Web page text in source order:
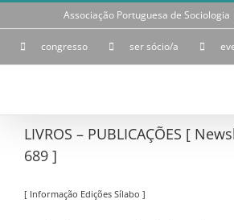
Skip
Associação Portuguesa de Sociologia
congresso ser sócio/a
LIVROS – PUBLICAÇÕES [
689 ]
[ Informação Edições Sílabo ]